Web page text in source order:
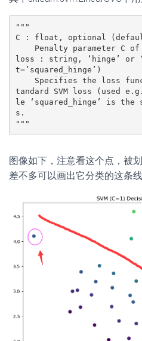
"""
C : float, optional
loss : string, ‘hinge’ or
t=’squared_hinge’)
tandard SVM loss (used
le ‘squared_hinge’ is
s.
"""
图像如下，注意看这个点，被
差不多可以画出它分类的这条线